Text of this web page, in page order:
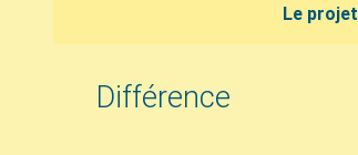
Le projet
Différence